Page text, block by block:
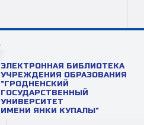
ЭЛЕКТРОННАЯ БИБЛИОТЕКА
УЧРЕЖДЕНИЯ ОБРАЗОВАНИЯ
"ГРОДНЕНСКИЙ
ГОСУДАРСТВЕННЫЙ
УНИВЕРСИТЕТ
ИМЕНИ ЯНКИ КУПАЛЫ"